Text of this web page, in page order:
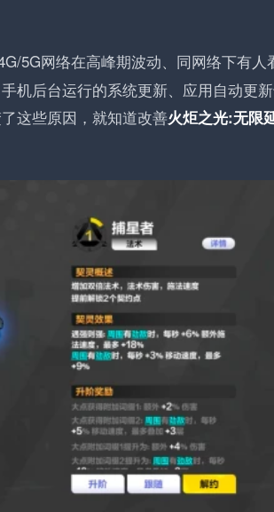
5G网络在高峰期波动、同网络下有人
机后台运行的系统更新、应用自动更
这些原因，就知道改善火炬之光:无限